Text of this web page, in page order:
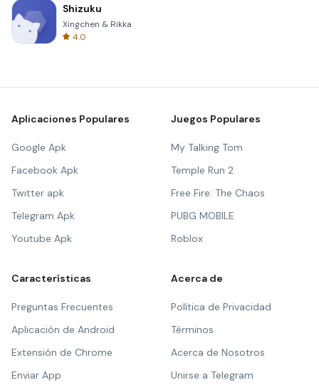
Shizuku
Xingchen & Rikka
4.0
Aplicaciones Populares
Google Apk
Facebook Apk
Twitter apk
Telegram Apk
Youtube Apk
Juegos Populares
My Talking Tom
Temple Run 2
Free Fire: The Chaos
PUBG MOBILE
Roblox
Características
Preguntas Frecuentes
Aplicación de Android
Extensión de Chrome
Enviar App
Acerca de
Política de Privacidad
Términos
Acerca de Nosotros
Unirse a Telegram